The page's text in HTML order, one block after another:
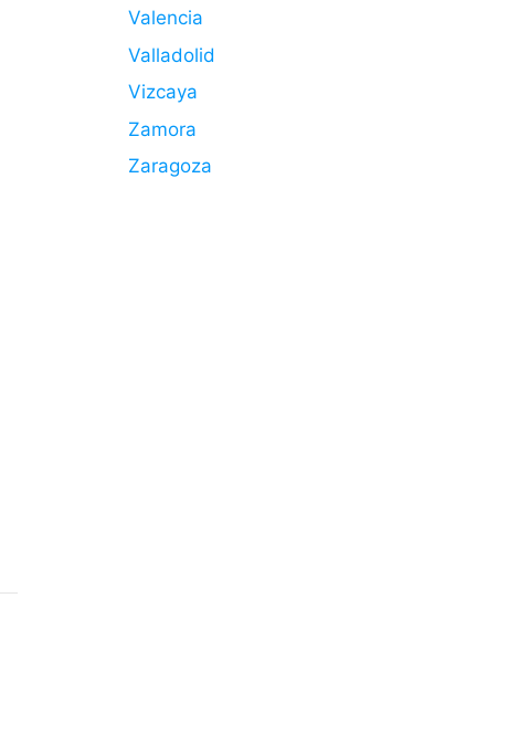
Valencia
Valladolid
Vizcaya
Zamora
Zaragoza